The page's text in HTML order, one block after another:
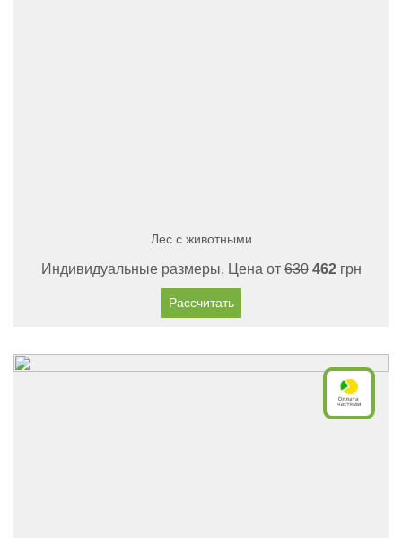
Лес с животными
Индивидуальные размеры, Цена от630 462грн
Рассчитать